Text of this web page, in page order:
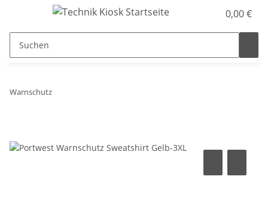
0,00 €
Warnschutz